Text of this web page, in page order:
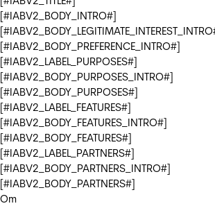
[#IABV2_BODY_INTRO#]
[#IABV2_BODY_PREFERENCE_INTRO#]
[#IABV2_LABEL_PURPOSES#]
[#IABV2_BODY_PURPOSES_INTRO#]
[#IABV2_BODY_PURPOSES#]
[#IABV2_LABEL_FEATURES#]
[#IABV2_BODY_FEATURES_INTRO#]
[#IABV2_BODY_FEATURES#]
[#IABV2_LABEL_PARTNERS#]
[#IABV2_BODY_PARTNERS_INTRO#]
[#IABV2_BODY_PARTNERS#]
Om